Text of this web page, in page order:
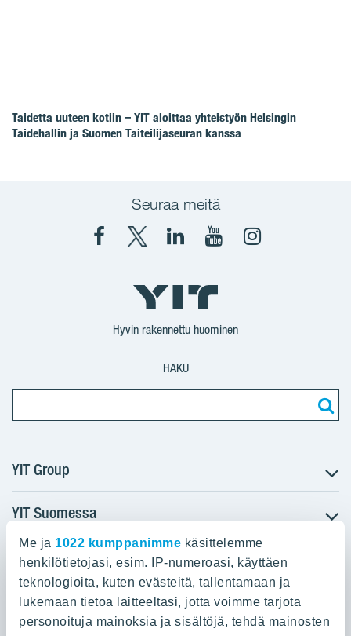
Me ja 1022 kumppanimme käsittelemme
henkilötietojasi, esim. IP-numeroasi, käyttäen
teknologioita, kuten evästeitä, tallentamaan ja
lukemaan tietoa laitteeltasi, jotta voimme tarjota
personoituja mainoksia ja sisältöjä, tehdä mainosten
Taidetta uuteen kotiin – YIT aloittaa yhteistyön Helsingin
Taidehallin ja Suomen Taiteilijaseuran kanssa
Seuraa meitä
Facebook
X
YIT
Suomi
YIT
Corporation
YIT
Corporation
Instagram
Hyvin rakennettu huominen
HAKU
YIT Group
Tietoa YIT:stä
Töihin meille
Sijoittajat
Projektit
YIT Suomessa
Myytävät asunnot
Vuokrattavat toimitilat
Kiinteistösijoittaminen
Infrarakentaminen
YIT:n pääkonttori
Panuntie 11, PL 36, 00620 Helsinki
020 433 111